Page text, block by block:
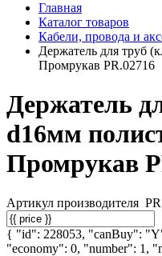
Главная
Каталог товаров
Кабели, провода и
Держатель для труб
Промрукав PR.02716
Держатель
d16мм
Промрукав
Артикул производителя
{ "id": 228053, "canBuy":
"economy": 0, "number": 1,